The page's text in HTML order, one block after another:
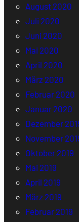
August 2020
Juli 2020
Juni 2020
Mai 2020
April 2020
März 2020
Februar 2020
Januar 2020
Dezember
November
Oktober 2019
Mai 2019
April 2019
März 2019
Februar 2019